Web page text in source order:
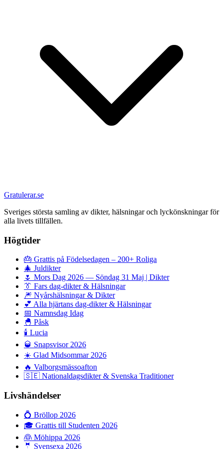
Gratulerar.se
Sveriges största samling av dikter, hälsningar och lyckönskningar för
alla livets tillfällen.
Högtider
🎂 Grattis på Födelsedagen – 200+ Roliga
🎄 Juldikter
🌷 Mors Dag 2026 — Söndag 31 Maj | Dikter
👔 Fars dag-dikter & Hälsningar
🎆 Nyårshälsningar & Dikter
💕 Alla hjärtans dag-dikter & Hälsningar
📅 Namnsdag Idag
🐣 Påsk
🕯️ Lucia
🥃 Snapsvisor 2026
☀️ Glad Midsommar 2026
🔥 Valborgsmässoafton
🇸🇪 Nationaldagsdikter & Svenska Traditioner
Livshändelser
💍 Bröllop 2026
🎓 Grattis till Studenten 2026
👰 Möhippa 2026
🤵 Svensexa 2026